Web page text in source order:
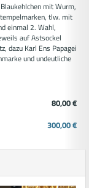
mit Wurm,
tlw. mit
einmal 2. Wahl,
auf Astsockel
dazu Karl Ens Papagei
und undeutliche
80,00 €
300,00 €